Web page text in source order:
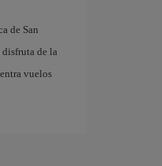
de San
de la
vuelos